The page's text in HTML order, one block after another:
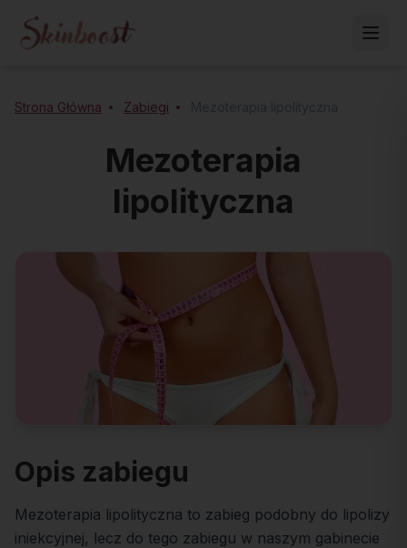
Strona Główna Zabiegi
Mezoterapia
lipolityczna
Opis zabiegu
Mezoterapia lipolityczna to zabieg podobny do lipolizy
iniekcyjnej, lecz do tego zabiegu w naszym gabinecie